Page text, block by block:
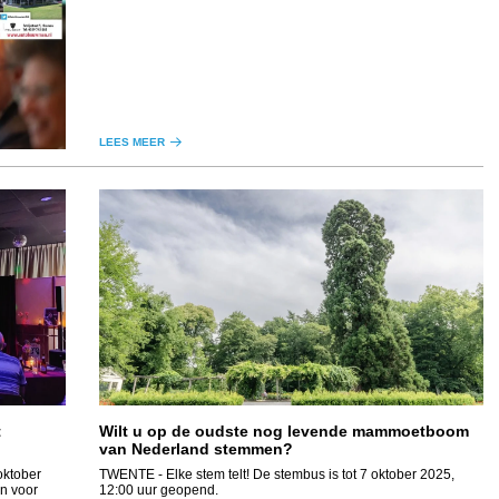
LEES MEER
voor
Wilt u op de oudste nog levende mammoetboom
van Nederland stemmen?
TWENTE - Elke stem telt! De stembus is tot 7 oktober 2025,
12:00 uur geopend.